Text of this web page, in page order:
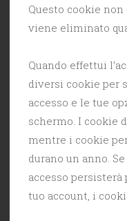
Questo cookie
viene eliminato
Quando effettui
diversi cookie per
accesso e le tue
schermo. I cookie
mentre i cookie
durano un anno.
accesso persisterà
tuo account, i